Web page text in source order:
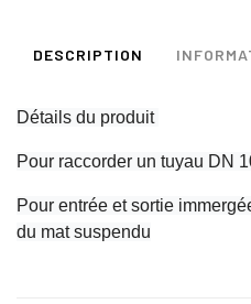
DESCRIPTION
Détails du produit
Pour raccorder un tuyau DN
Pour entrée et sortie
du mat suspendu